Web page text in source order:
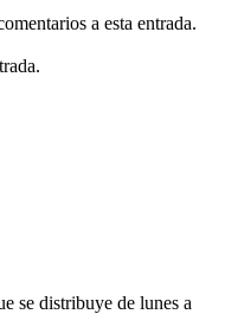
a esta entrada.
se distribuye de lunes a